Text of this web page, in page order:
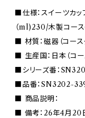
■仕様：スイーツカ
（ml)230/木製コース
■ 材質：磁器（コース
■ 生産国：日本（コー
■シリーズ番：
■品番：SN3202-
■ 商品説明：
■ 備考：26年4月20